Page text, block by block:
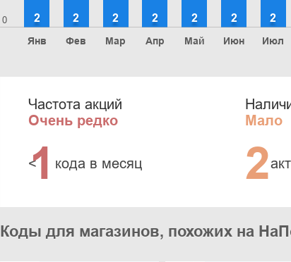
0
Янв
2
Фев
2
Мар
2
Апр
2
Май
2
Июн
2
Июл
2
Частота акций
Очень редко
<
1 кода в месяц
Мало
2
Коды для магазинов, похожих на